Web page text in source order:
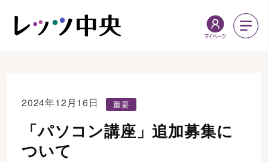
2024年12月16日 重要
「パソコン講座」追加募集に
ついて